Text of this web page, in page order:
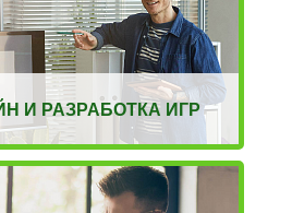
И РАЗРАБОТКА ИГР